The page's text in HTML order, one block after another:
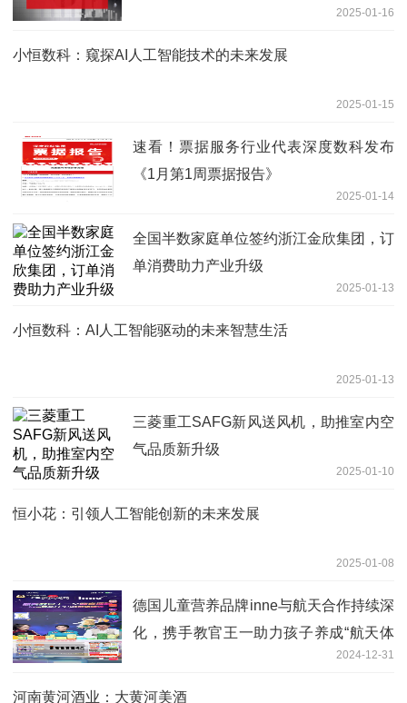
2025-01-16
小恒数科：窥探AI人工智能技术的未来发展
2025-01-15
速看！票据服务行业代表深度数科发布
《1月第1周票据报告》
2025-01-14
全国半数家庭单位签约浙江金欣集团，订
单消费助力产业升级
2025-01-13
小恒数科：AI人工智能驱动的未来智慧生活
2025-01-13
三菱重工SAFG新风送风机，助推室内空
气品质新升级
2025-01-10
恒小花：引领人工智能创新的未来发展
2025-01-08
德国儿童营养品牌inne与航天合作持续深
化，携手教官王一助力孩子养成“航天体
2024-12-31
河南黄河酒业：大黄河美酒